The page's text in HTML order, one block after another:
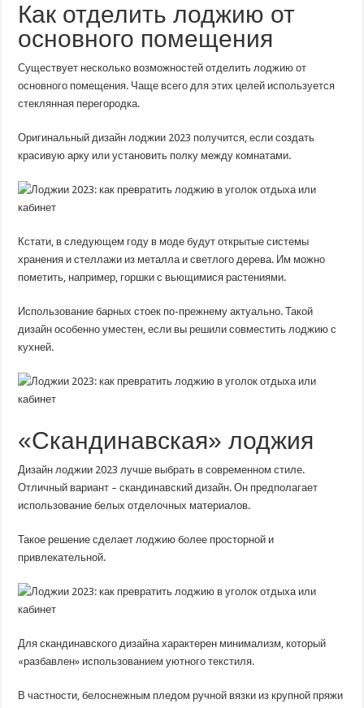
Как отделить лоджию от
основного помещения
Существует несколько возможностей отделить лоджию от
основного помещения. Чаще всего для этих целей используется
стеклянная перегородка.
Оригинальный дизайн лоджии 2023 получится, если создать
красивую арку или установить полку между комнатами.
Кстати, в следующем году в моде будут открытые системы
хранения и стеллажи из металла и светлого дерева. Им можно
пометить, например, горшки с вьющимися растениями.
Использование барных стоек по-прежнему актуально. Такой
дизайн особенно уместен, если вы решили совместить лоджию с
кухней.
«Скандинавская» лоджия
Дизайн лоджии 2023 лучше выбрать в современном стиле.
Отличный вариант – скандинавский дизайн. Он предполагает
использование белых отделочных материалов.
Такое решение сделает лоджию более просторной и
привлекательной.
Для скандинавского дизайна характерен минимализм, который
«разбавлен» использованием уютного текстиля.
В частности, белоснежным пледом ручной вязки из крупной пряжи